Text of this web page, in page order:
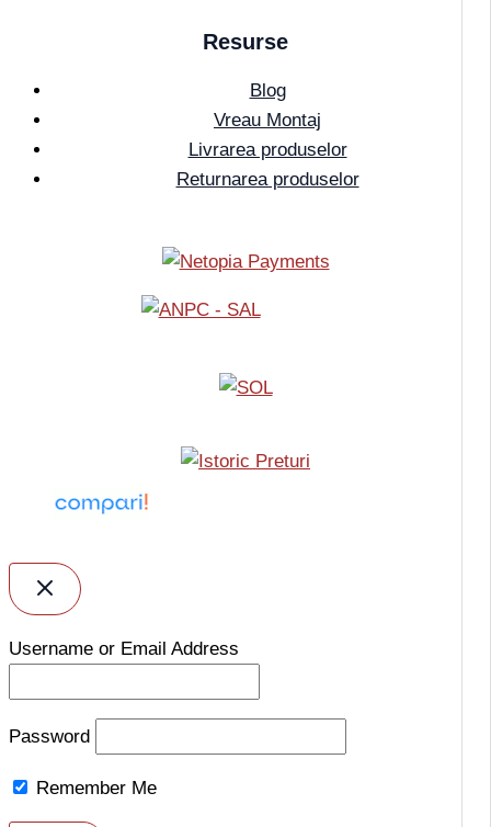
Resurse
Blog
Vreau Montaj
Livrarea produselor
Returnarea produselor
Username or Email Address
Password
Remember Me